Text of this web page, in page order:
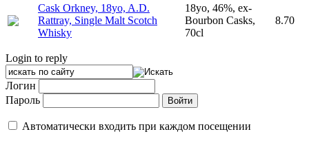
Cask Orkney, 18yo, A.D.
Rattray, Single Malt Scotch
Whisky
18yo, 46%, ex-
Bourbon Casks,
70cl
8.70
Login to reply
Логин
Пароль
Автоматически входить при каждом посещении